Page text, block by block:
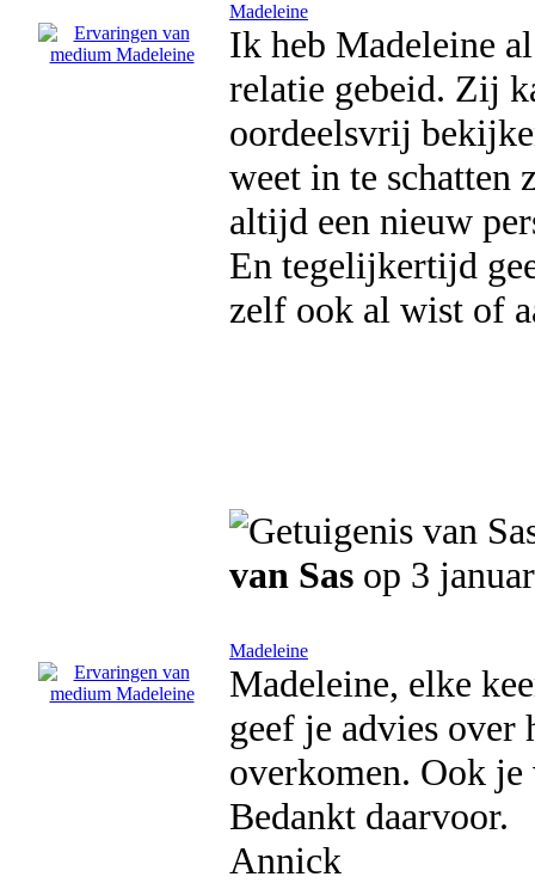
Madeleine
Ik heb Madeleine
relatie gebeid. Zij
oordeelsvrij
weet in te schatten
altijd een nieuw
En tegelijkertijd
zelf ook al wist of
van Sas op 3
Madeleine
Madeleine, elke
geef je advies over
overkomen. Ook
Bedankt daarvoor.
Annick